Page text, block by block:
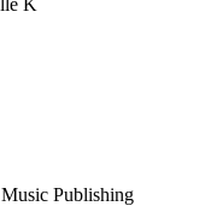
Publishing